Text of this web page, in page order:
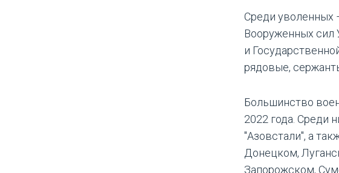
Среди уволенных
Вооруженных сил
и
рядовые,
Большинство
2022 года. Среди
"Азовстали", а
Донецком,
Запорожском,